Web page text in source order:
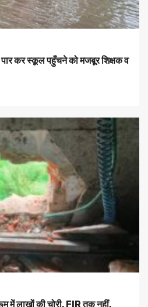
कर स्कूल पहुँचने को मजबूर शिक्षक व
में लाखों की चोरी, FIR तक नहीं,